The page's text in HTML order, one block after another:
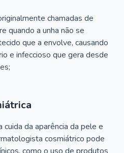
chamadas de
quando a unha não se
que a envolve, causando
e infeccioso que gera desde
da aparência da pele e
cosmiátrico pode